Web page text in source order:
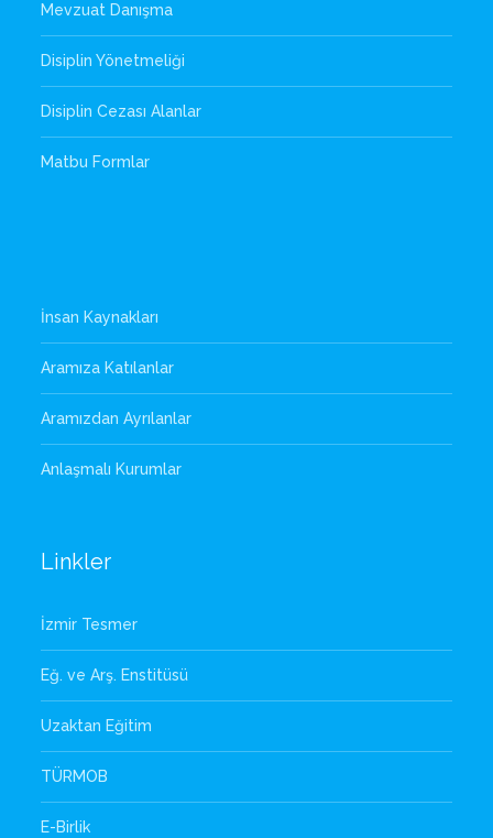
Mevzuat Danışma
Disiplin Yönetmeliği
Disiplin Cezası Alanlar
Matbu Formlar
İnsan Kaynakları
Aramıza Katılanlar
Aramızdan Ayrılanlar
Anlaşmalı Kurumlar
Linkler
İzmir Tesmer
Eğ. ve Arş. Enstitüsü
Uzaktan Eğitim
TÜRMOB
E-Birlik